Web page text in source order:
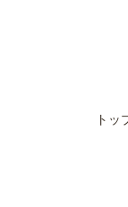
トッ